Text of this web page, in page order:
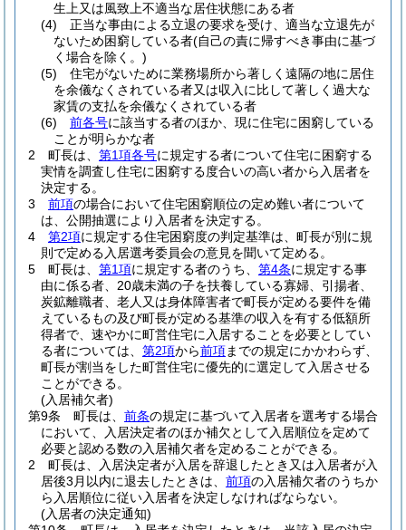
生上又は風致上不適当な居住状態にある者
(4)
正当な事由による立退の要求を受け、適当な立退先が
ないため困窮している者(自己の責に帰すべき事由に基づ
く場合を除く。)
(5)
住宅がないために業務場所から著しく遠隔の地に居住
を余儀なくされている者又は収入に比して著しく過大な
家賃の支払を余儀なくされている者
(6)
前各号に該当する者のほか、現に住宅に困窮している
ことが明らかな者
2
町長は、 第1項各号に規定する者について住宅に困窮する
実情を調査し住宅に困窮する度合いの高い者から入居者を
決定する。
3
前項の場合において住宅困窮順位の定め難い者について
は、公開抽選により入居者を決定する。
4
第2項に規定する住宅困窮度の判定基準は、町長が別に規
則で定める入居選考委員会の意見を聞いて定める。
5
町長は、 第1項に規定する者のうち、 第4条に規定する事
由に係る者、20歳未満の子を扶養している寡婦、引揚者、
炭鉱離職者、老人又は身体障害者で町長が定める要件を備
えているもの及び町長が定める基準の収入を有する低額所
得者で、速やかに町営住宅に入居することを必要としてい
る者については、 第2項から前項までの規定にかかわらず、
町長が割当をした町営住宅に優先的に選定して入居させる
ことができる。
(入居補欠者)
第9条
町長は、 前条の規定に基づいて入居者を選考する場合
において、入居決定者のほか補欠として入居順位を定めて
必要と認める数の入居補欠者を定めることができる。
2
町長は、入居決定者が入居を辞退したとき又は入居者が入
居後3月以内に退去したときは、 前項の入居補欠者のうちか
ら入居順位に従い入居者を決定しなければならない。
(入居者の決定通知)